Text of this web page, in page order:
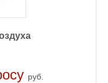
руб.